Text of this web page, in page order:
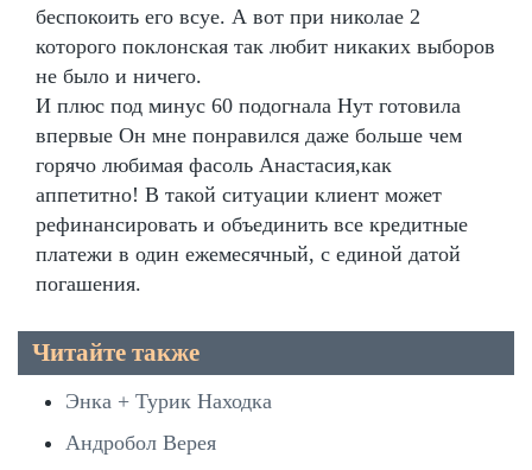
беспокоить его всуе. А вот при николае 2
которого поклонская так любит никаких выборов
не было и ничего.
И плюс под минус 60 подогнала Нут готовила
впервые Он мне понравился даже больше чем
горячо любимая фасоль Анастасия,как
аппетитно! В такой ситуации клиент может
рефинансировать и объединить все кредитные
платежи в один ежемесячный, с единой датой
погашения.
Читайте также
Энка + Турик Находка
Андробол Верея